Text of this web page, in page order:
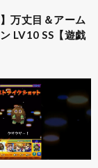
】万丈目＆アーム
LV10 SS【遊戯